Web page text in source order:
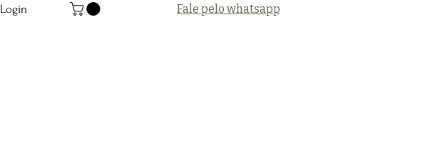
Login Fale pelo whatsapp